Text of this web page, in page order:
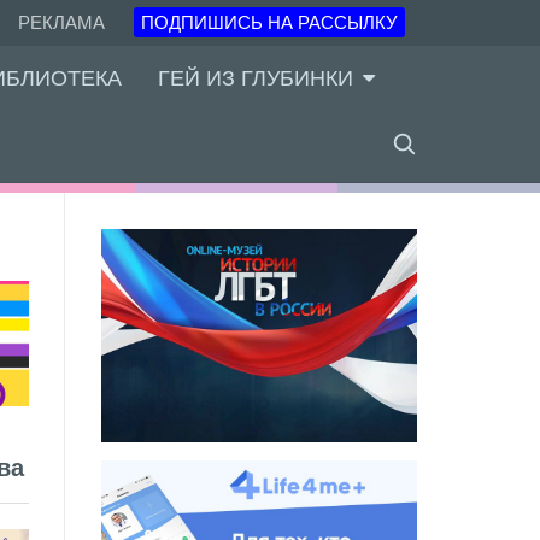
РЕКЛАМА ПОДПИШИСЬ НА РАССЫЛКУ
ГЕЙ ИЗ ГЛУБИНКИ